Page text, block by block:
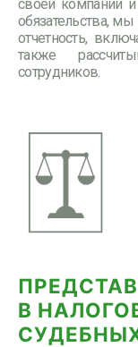
своей компании
обязательства,
отчетность,
также
сотрудников.
В